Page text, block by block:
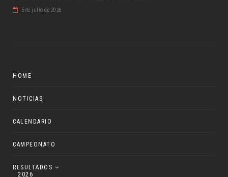
5 de julio de 2026
HOME
NOTICIAS
CALENDARIO
CAMPEONATO
RESULTADOS
2026